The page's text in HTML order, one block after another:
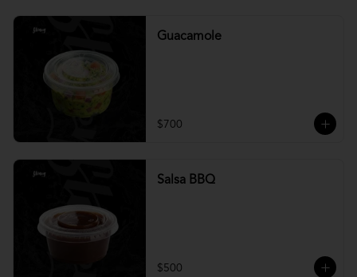
Guacamole
$700
Salsa BBQ
$500